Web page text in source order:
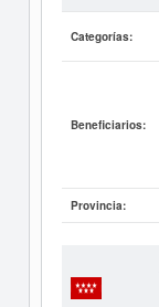
Categorías:
Beneficiarios:
Provincia: